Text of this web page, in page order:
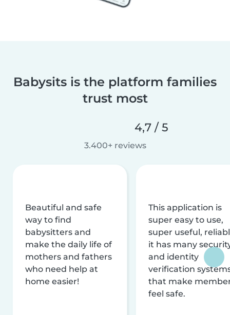
Babysits is the platform families
trust most
4,7 / 5
3.400+ reviews
Beautiful and safe
way to find
babysitters and
make the daily life of
mothers and fathers
who need help at
home easier!
This application is
super easy to use,
super useful,
it has many
and identity
verification
that make
feel safe.